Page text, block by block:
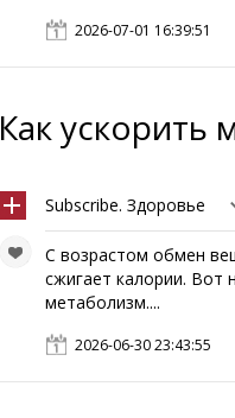
2026-07-01 16:39:51
Как ускорить
Subscribe. Здоровье
С возрастом обмен
сжигает калории. Вот
метаболизм....
2026-06-30 23:43:55